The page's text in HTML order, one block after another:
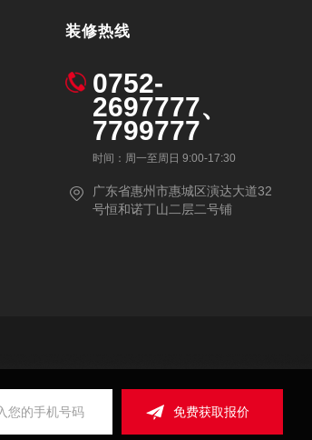
装修热线
0752-
2697777、
7799777
时间：周一至周日 9:00-17:30
广东省惠州市惠城区演达大道32
号恒和诺丁山二层二号铺